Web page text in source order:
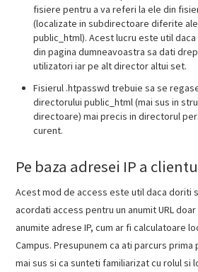
fisiere pentru a va referi la ele din
(localizate in subdirectoare diferite
public_html). Acest lucru este util
din pagina dumneavoastra sa dati
utilizatori iar pe alt director altui set.
Fisierul .htpasswd trebuie sa se
directorului public_html (mai sus in
directoare) mai precis in directorul
curent.
Pe baza adresei IP a
Acest mod de access este util daca doriti
acordati access pentru un anumit URL
anumite adrese IP, cum ar fi calculatoare
Campus. Presupunem ca ati parcurs
mai sus si ca sunteti familiarizat cu rolul si